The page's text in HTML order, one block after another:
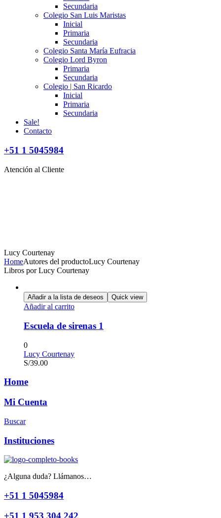
Secundaria
Colegio San Luis Maristas
Inicial
Primaria
Secundaria
Colegio Santa María Eufracia
Colegio Lord Byron
Primaria
Secundaria
Colegio | San Ricardo
Inicial
Primaria
Secundaria
Sale!
Contacto
+51 1 5045984
Atención al Cliente
Lucy Courtenay
HomeAutores del productoLucy Courtenay
Libros por Lucy Courtenay
Añadir a la lista de deseos Quick view
Añadir al carrito
Escuela de sirenas 1
0
Lucy Courtenay
S/39.00
Home
Mi Cuenta
Buscar
Instituciones
¿Alguna duda? Llámanos…
+51 1 5045984
+51 1 953 304 242